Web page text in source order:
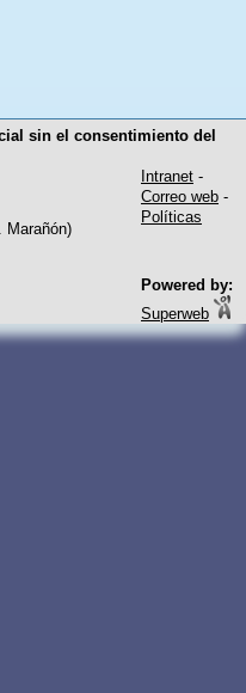
sin el consentimiento del
Marañón)
Intranet -
Correo web -
Políticas
Powered by:
Superweb